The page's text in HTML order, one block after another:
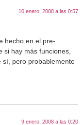
10 enero, 2008 a las 0:57
hecho en el pre-
si hay más funciones,
sí, pero probablemente
9 enero, 2008 a las 0:20